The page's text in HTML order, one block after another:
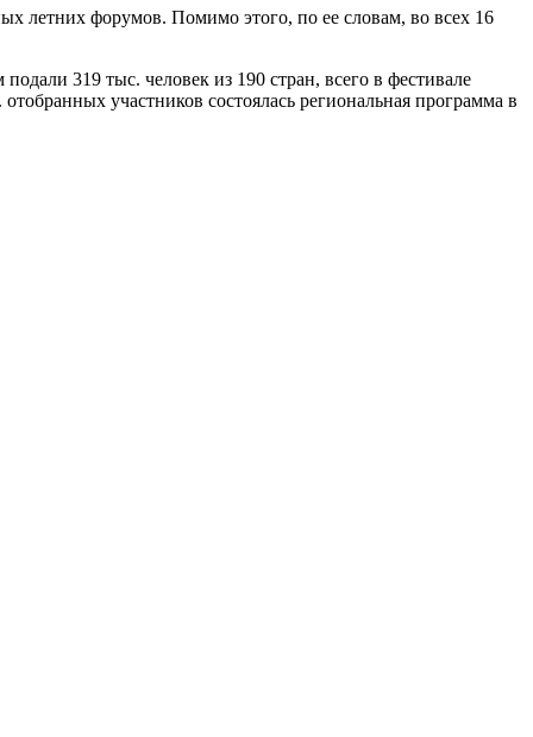
летних форумов. Помимо этого, по ее словам, во всех 16
319 тыс. человек из 190 стран, всего в фестивале
участников состоялась региональная программа в